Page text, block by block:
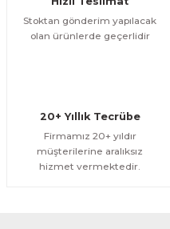
Stoktan gönderim yapılacak
olan ürünlerde geçerlidir
20+ Yıllık Tecrübe
Firmamız 20+ yıldır
müşterilerine aralıksız
hizmet vermektedir.